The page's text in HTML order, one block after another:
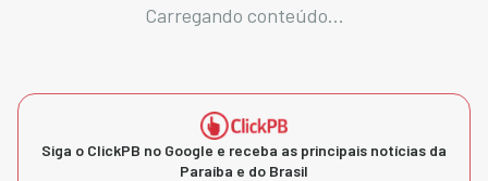
Carregando conteúdo...
Siga o ClickPB no Google e receba as principais notícias da
Paraíba e do Brasil